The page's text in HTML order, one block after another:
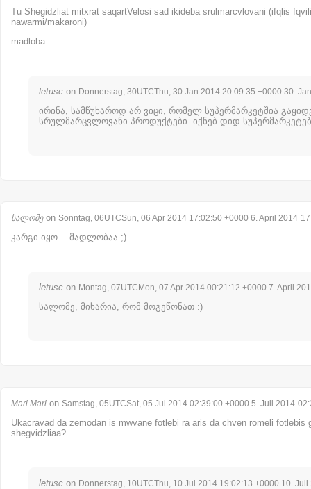
Tu Shegidzliat mitxrat saqartVelosi sad ikideba srulmarcvlovani (ifqlis
nawarmi/makaroni)
madloba
letusc on Donnerstag, 30UTCThu, 30 Jan 2014 20:09:35 +0000 30.
ირინა, სამწუხაროდ არ ვიცი, რომელ სუპერმარკეტშია
სრულმარცვლოვანი პროდუქტები. იქნებ დიდ
სალომეon Sonntag, 06UTCSun, 06 Apr 2014 17:02:50 +0000 6. April 2014
კარგი იყო… მადლობაა ;)
letusc on Montag, 07UTCMon, 07 Apr 2014 00:21:12 +0000 7. April
სალომე, მიხარია, რომ მოგეწონათ :)
Mari Mari on Samstag, 05UTCSat, 05 Jul 2014 02:39:00 +0000 5. Juli 2014
Ukacravad da zemodan is mwvane fotlebi ra aris da chven romeli fotlebis
shegvidzliaa?
letusc on Donnerstag, 10UTCThu, 10 Jul 2014 19:02:13 +0000 10. Juli